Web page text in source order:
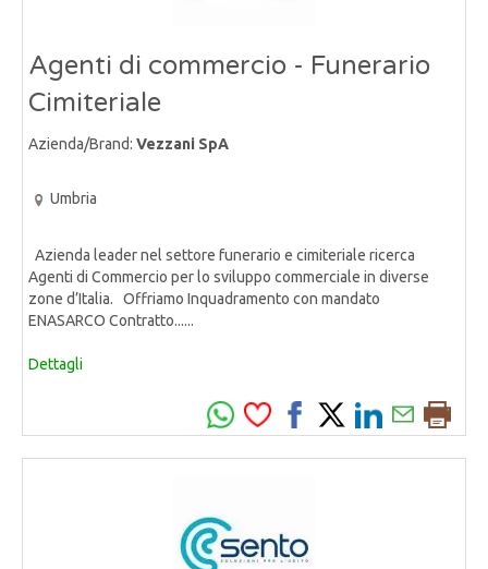
Agenti di commercio - Funerario
Cimiteriale
Azienda/Brand: Vezzani SpA
Umbria
Azienda leader nel settore funerario e cimiteriale ricerca
Agenti di Commercio per lo sviluppo commerciale in diverse
zone d’Italia. Offriamo Inquadramento con mandato
ENASARCO Contratto......
Dettagli